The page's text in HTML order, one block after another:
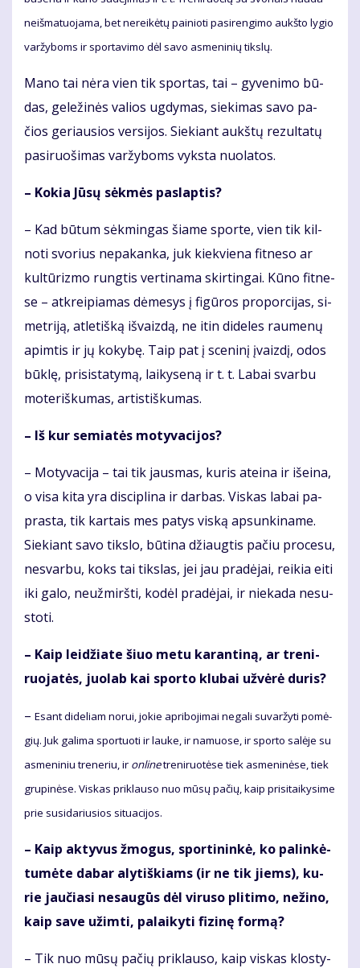
ne­iš­ma­tuo­ja­ma, bet ne­rei­kė­tų pai­nio­ti pa­si­ren­gi­mo aukš­to ly­gio
var­žy­boms ir spor­ta­vi­mo dėl sa­vo as­me­ni­nių tiks­lų.
Ma­no tai nė­ra vien tik spor­tas, tai – gy­ve­ni­mo bū­
das, ge­le­ži­nės va­lios ug­dy­mas, sie­ki­mas sa­vo pa­
čios ge­riau­sios ver­si­jos. Sie­kiant aukš­tų re­zul­ta­tų
pa­si­ruo­ši­mas var­žy­boms vyks­ta nuo­la­tos.
– Ko­kia Jū­sų sėk­mės pa­slap­tis?
– Kad bū­tum sėk­min­gas šia­me spor­te, vien tik kil­
no­ti svo­rius ne­pa­kan­ka, juk kiek­vie­na fit­ne­so ar
kul­tū­riz­mo rung­tis ver­ti­na­ma skir­tin­gai. Kū­no fit­ne­
se – at­krei­pia­mas dė­me­sys į fi­gū­ros pro­por­ci­jas, si­
met­ri­ją, at­le­tiš­ką iš­vaiz­dą, ne itin di­de­les rau­me­nų
ap­im­tis ir jų ko­ky­bę. Taip pat į sce­ni­nį įvaiz­dį, odos
būk­lę, pri­sis­ta­ty­mą, lai­ky­se­ną ir t. t. La­bai svar­bu
mo­te­riš­ku­mas, ar­tis­tiš­ku­mas.
– Iš kur se­mia­tės mo­ty­va­ci­jos?
– Mo­ty­va­ci­ja – tai tik jaus­mas, ku­ris at­ei­na ir iš­ei­na,
o vi­sa ki­ta yra dis­cip­li­na ir dar­bas. Vis­kas la­bai pa­
pras­ta, tik kar­tais mes pa­tys vis­ką ap­sun­ki­na­me.
Sie­kiant sa­vo tiks­lo, bū­ti­na džiaug­tis pa­čiu pro­ce­su,
ne­svar­bu, koks tai tiks­las, jei jau pra­dė­jai, rei­kia ei­ti
iki ga­lo, ne­už­mirš­ti, ko­dėl pra­dė­jai, ir nie­ka­da ne­su­
sto­ti.
– Kaip lei­džia­te šiuo me­tu ka­ran­ti­ną, ar tre­ni­
ruo­ja­tės, juo­lab kai spor­to klu­bai už­vė­rė du­ris?
– Esant di­de­liam no­rui, jo­kie ap­ri­bo­ji­mai ne­ga­li su­var­žy­ti po­mė­
gių. Juk ga­li­ma spor­tuo­ti ir lau­ke, ir na­muo­se, ir spor­to sa­lė­je su
as­me­ni­niu tre­ne­riu, ir on­li­netre­ni­ruo­tė­se tiek as­me­ni­nė­se, tiek
gru­pi­nė­se. Vis­kas pri­klau­so nuo mū­sų pa­čių, kaip pri­si­tai­ky­si­me
prie su­si­da­riu­sios si­tu­a­ci­jos.
– Kaip ak­ty­vus žmo­gus, spor­ti­nin­kė, ko pa­lin­kė­
tu­mė­te da­bar aly­tiš­kiams (ir ne tik jiems), ku­
rie jau­čia­si ne­sau­gūs dėl vi­ru­so pli­ti­mo, ne­ži­no,
kaip sa­ve už­im­ti, pa­lai­ky­ti fi­zi­nę for­mą?
– Tik nuo mū­sų pa­čių pri­klau­so, kaip vis­kas klos­ty­